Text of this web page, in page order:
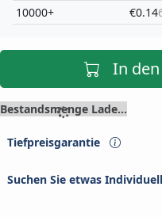
10000+
€0.14
In
Bestandsmenge Lade...
Tiefpreisgarantie
Suchen Sie etwas